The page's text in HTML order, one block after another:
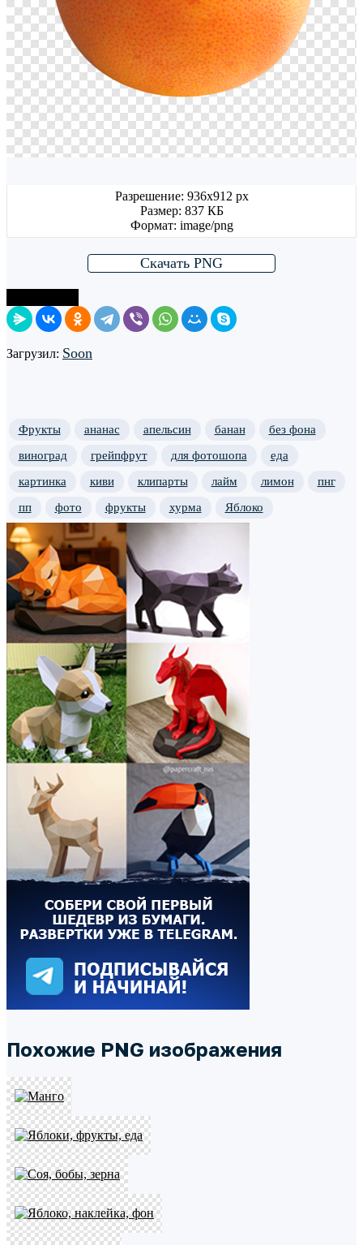
Разрешение: 936x912 px
Размер: 837 КБ
Формат: image/png
Скачать PNG
Загрузил: Soon
Фрукты ананас апельсин банан
без фона
виноград
грейпфрут для фотошопа
еда
картинка
киви клипарты лайм лимон
пнг
пп
фото фрукты хурма Яблоко
Похожие PNG изображения